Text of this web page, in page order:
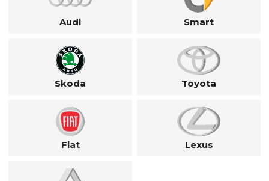
Audi Smart
Skoda Toyota
Fiat Lexus